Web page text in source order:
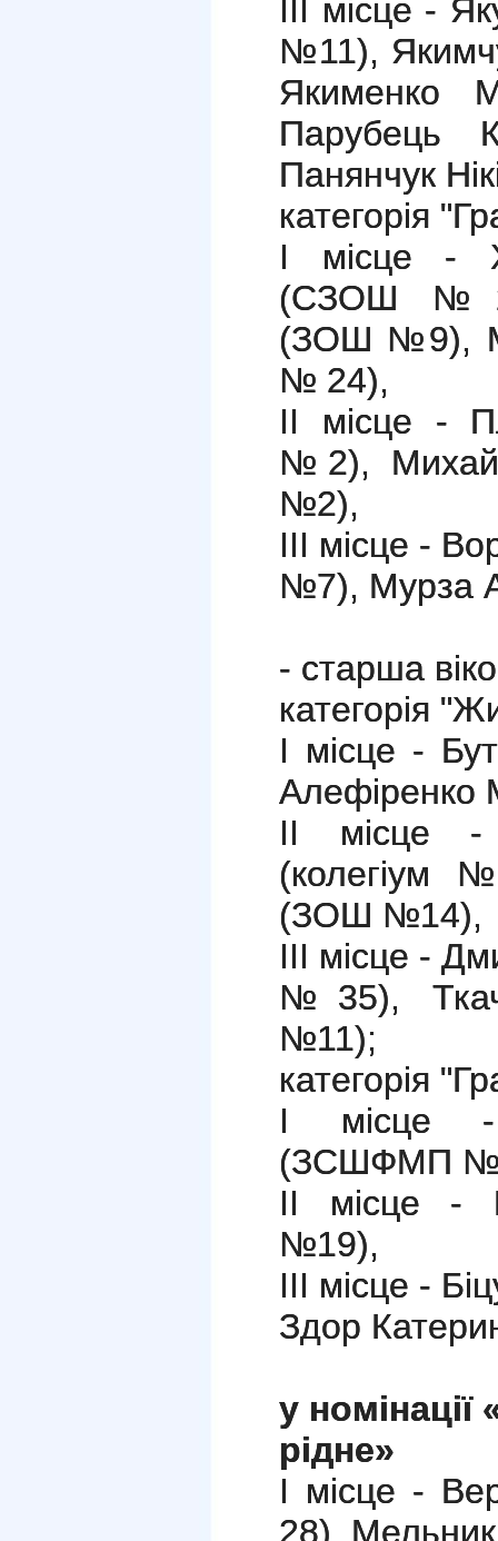
ІІІ місце -
№11),
Панянчук
категорія
І місце -
(СЗОШ
(ЗОШ №9),
№ 24),
ІІ місце -
№2),
№2),
ІІІ місце -
№7), Мурза
- старша
категорія
І місце -
ІІ місце -
(колегіум
(ЗОШ №14),
ІІІ місце -
№35),
№11);
категорія
І місце -
(ЗСШФМП
ІІ місце -
№19),
ІІІ місце -
Здор
у номінації
рідне»
І місце -
28),